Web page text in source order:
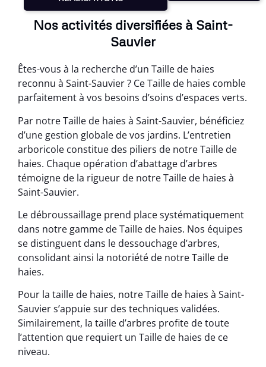
Nos activités diversifiées à Saint-
Sauvier
Êtes-vous à la recherche d’un Taille de haies
reconnu à Saint-Sauvier ? Ce Taille de haies comble
parfaitement à vos besoins d’soins d’espaces verts.
Par notre Taille de haies à Saint-Sauvier, bénéficiez
d’une gestion globale de vos jardins. L’entretien
arboricole constitue des piliers de notre Taille de
haies. Chaque opération d’abattage d’arbres
témoigne de la rigueur de notre Taille de haies à
Saint-Sauvier.
Le débroussaillage prend place systématiquement
dans notre gamme de Taille de haies. Nos équipes
se distinguent dans le dessouchage d’arbres,
consolidant ainsi la notoriété de notre Taille de
haies.
Pour la taille de haies, notre Taille de haies à Saint-
Sauvier s’appuie sur des techniques validées.
Similairement, la taille d’arbres profite de toute
l’attention que requiert un Taille de haies de ce
niveau.